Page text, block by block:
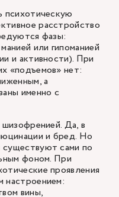
психотическую
расстройство
фазы:
или гипоманией
и активности). При
«подъемов» нет:
а
именно с
Да, в
и бред. Но
сами по
фоном. При
проявления
настроением:
вины,